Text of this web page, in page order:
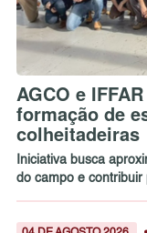
AGCO e
formação de
colheitadeiras
Iniciativa busca
do campo e contribuir